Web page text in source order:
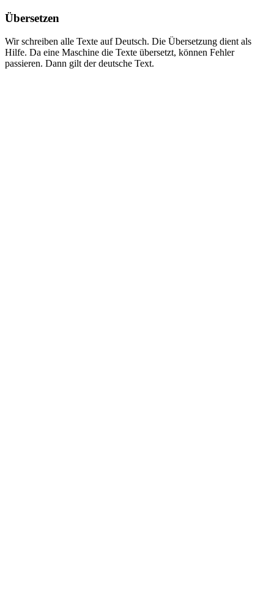
Übersetzen
Wir schreiben alle Texte auf Deutsch. Die Übersetzung dient als
Hilfe. Da eine Maschine die Texte übersetzt, können Fehler
passieren. Dann gilt der deutsche Text.